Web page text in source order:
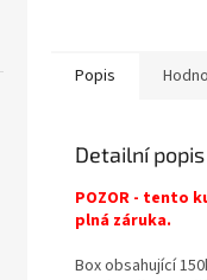
Popis
Detailní
POZOR - tento
plná záruka.
Box obsahující